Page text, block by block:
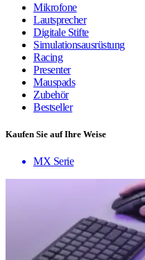
Mikrofone
Lautsprecher
Digitale Stifte
Simulationsausrüstung
Racing
Presenter
Mauspads
Zubehör
Bestseller
Kaufen Sie auf Ihre Weise
MX Serie